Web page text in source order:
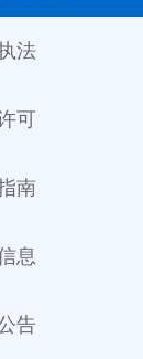
法
可
南
息
告